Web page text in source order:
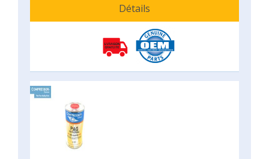
Détails